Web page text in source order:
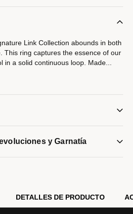
Link Collection abounds in both
This ring captures the essence of our
in a solid continuous loop. Made
y Garnatía
DETALLES DE PRODUCTO